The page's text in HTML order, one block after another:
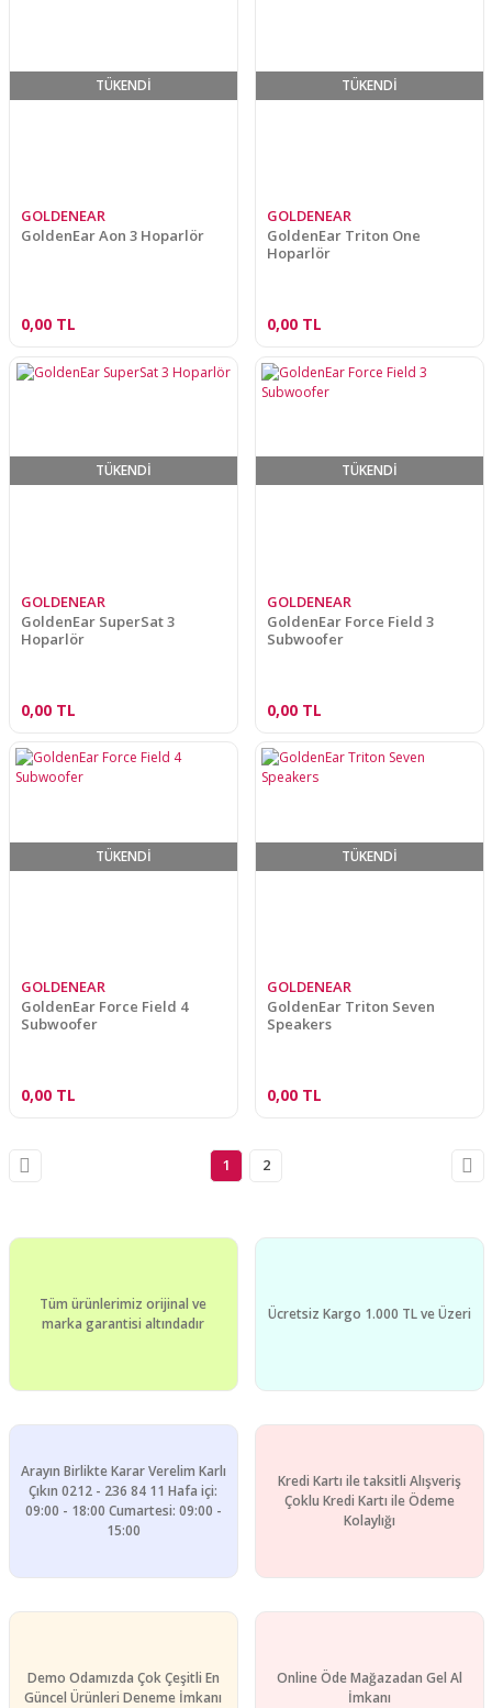
TÜKENDİ
GOLDENEAR
GoldenEar Aon 3 Hoparlör
0,00 TL
TÜKENDİ
GOLDENEAR
GoldenEar Triton One
Hoparlör
0,00 TL
TÜKENDİ
GOLDENEAR
GoldenEar SuperSat 3
Hoparlör
0,00 TL
TÜKENDİ
GOLDENEAR
GoldenEar Force Field 3
Subwoofer
0,00 TL
TÜKENDİ
GOLDENEAR
GoldenEar Force Field 4
Subwoofer
0,00 TL
TÜKENDİ
GOLDENEAR
GoldenEar Triton Seven
Speakers
0,00 TL
1 2
Tüm ürünlerimiz orijinal ve
marka garantisi altındadır
Ücretsiz Kargo 1.000 TL ve Üzeri
Arayın Birlikte Karar Verelim Karlı
Çıkın 0212 - 236 84 11 Hafa içi:
09:00 - 18:00 Cumartesi: 09:00 -
15:00
Kredi Kartı ile taksitli Alışveriş
Çoklu Kredi Kartı ile Ödeme
Kolaylığı
Demo Odamızda Çok Çeşitli En
Güncel Ürünleri Deneme İmkanı
Online Öde Mağazadan Gel Al
İmkanı